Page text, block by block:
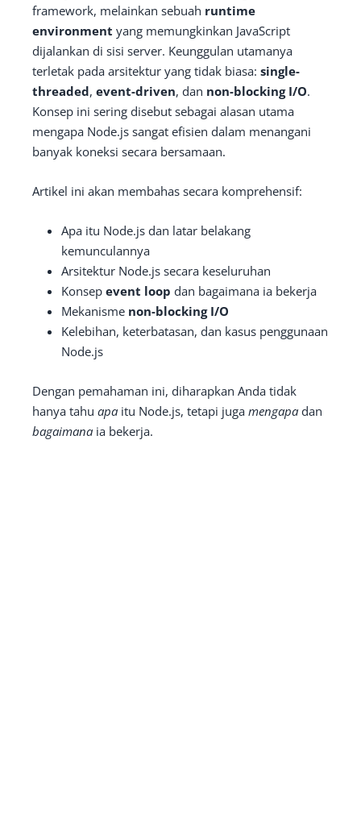
framework, melainkan sebuah runtime
environment yang memungkinkan JavaScript
dijalankan di sisi server. Keunggulan utamanya
terletak pada arsitektur yang tidak biasa: single-
threaded, event-driven, dan non-blocking I/O.
Konsep ini sering disebut sebagai alasan utama
mengapa Node.js sangat efisien dalam menangani
banyak koneksi secara bersamaan.
Artikel ini akan membahas secara komprehensif:
Apa itu Node.js dan latar belakang
kemunculannya
Arsitektur Node.js secara keseluruhan
Konsep event loop dan bagaimana ia bekerja
Mekanisme non-blocking I/O
Kelebihan, keterbatasan, dan kasus penggunaan
Node.js
Dengan pemahaman ini, diharapkan Anda tidak
hanya tahu apa itu Node.js, tetapi juga mengapa dan
bagaimana ia bekerja.